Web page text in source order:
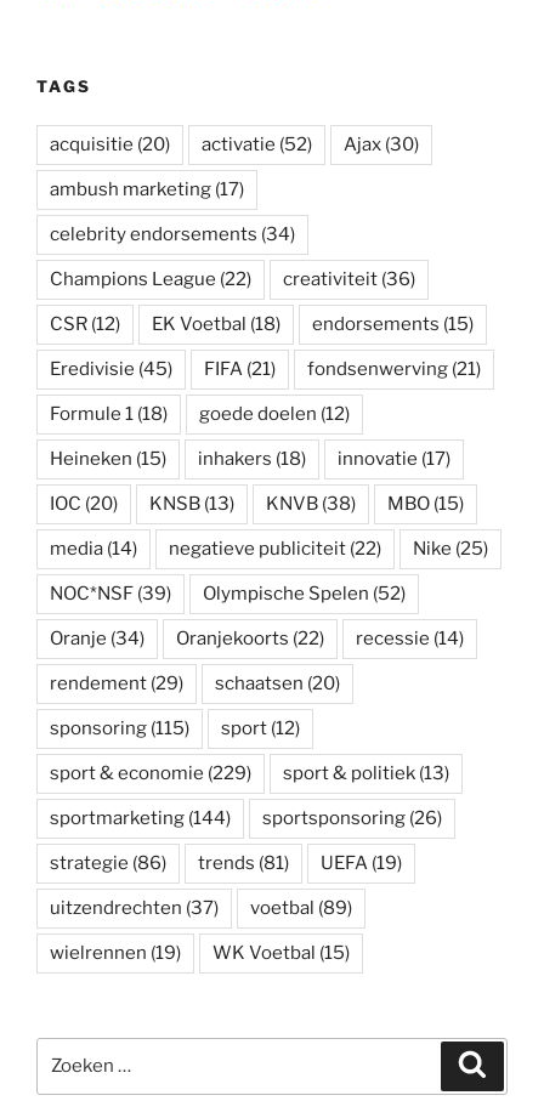
A
p
n
k
p
e
r
e
s
t
TAGS
acquisitie (20) activatie (52) Ajax (30)
ambush marketing (17)
celebrity endorsements (34)
Champions League (22) creativiteit (36)
CSR (12) EK Voetbal (18) endorsements (15)
Eredivisie (45) FIFA (21) fondsenwerving (21)
Formule 1 (18) goede doelen (12)
Heineken (15) inhakers (18) innovatie (17)
IOC (20) KNSB (13) KNVB (38) MBO (15)
media (14) negatieve publiciteit (22) Nike (25)
NOC*NSF (39) Olympische Spelen (52)
Oranje (34) Oranjekoorts (22) recessie (14)
rendement (29) schaatsen (20)
sponsoring (115) sport (12)
sport & economie (229) sport & politiek (13)
sportmarketing (144) sportsponsoring (26)
strategie (86) trends (81) UEFA (19)
uitzendrechten (37) voetbal (89)
wielrennen (19) WK Voetbal (15)
naar: